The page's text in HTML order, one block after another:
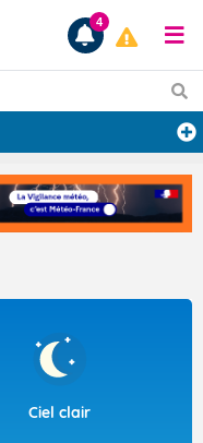
4
Ciel clair